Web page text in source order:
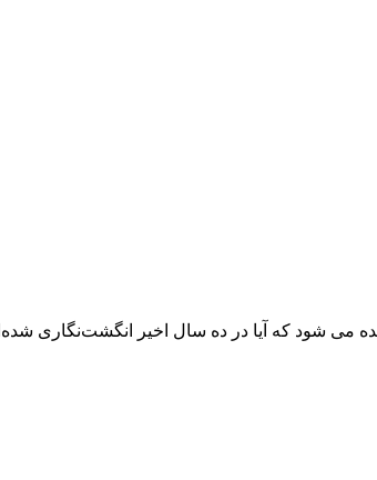
شود که آیا در ده سال اخیر انگشت‌نگاری